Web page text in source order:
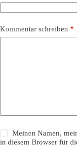
Kommentar schreiben *
Meinen Namen,
in diesem Browser für